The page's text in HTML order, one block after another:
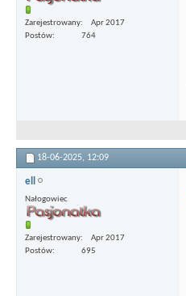
Zarejestrowany
Apr 2017
Postów
764
18-06-2025, 12:09
ell
Nałogowiec
Zarejestrowany
Apr 2017
Postów
695